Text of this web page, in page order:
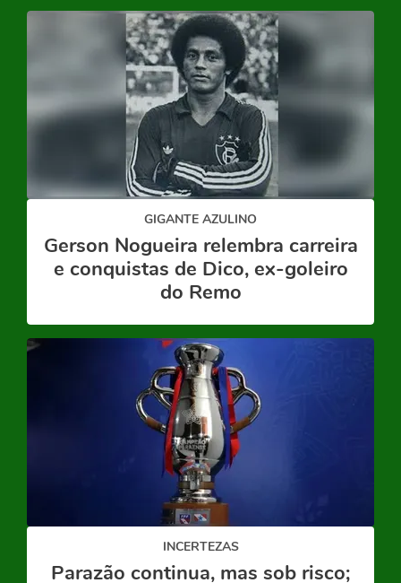
GIGANTE AZULINO
Gerson Nogueira relembra carreira
e conquistas de Dico, ex-goleiro
do Remo
INCERTEZAS
Parazão continua, mas sob risco;